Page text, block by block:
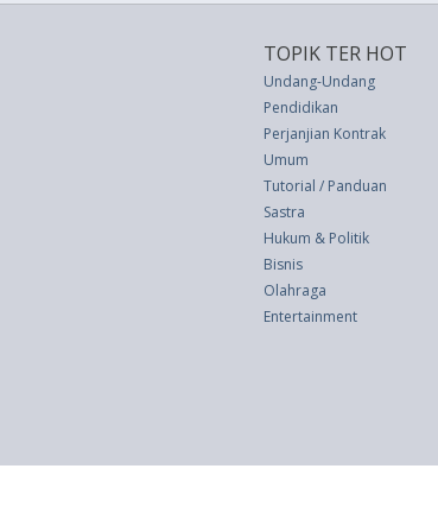
TOPIK TER HOT
Undang-Undang
Pendidikan
Perjanjian Kontrak
Umum
Tutorial / Panduan
Sastra
Hukum & Politik
Bisnis
Olahraga
Entertainment